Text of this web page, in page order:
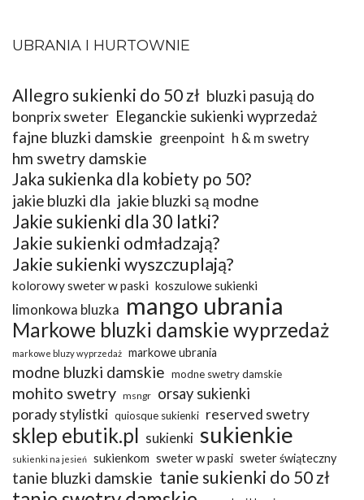
UBRANIA I HURTOWNIE
Allegro sukienki do 50 zł bluzki pasują do
bonprix sweter Eleganckie sukienki wyprzedaż
fajne bluzki damskie greenpoint h & m swetry
hm swetry damskie
Jaka sukienka dla kobiety po 50?
jakie bluzki dla jakie bluzki są modne
Jakie sukienki dla 30 latki?
Jakie sukienki odmładzają?
Jakie sukienki wyszczuplają?
kolorowy sweter w paski koszulowe sukienki
limonkowa bluzka mango ubrania
Markowe bluzki damskie wyprzedaż
markowe bluzy wyprzedaż markowe ubrania
modne bluzki damskie modne swetry damskie
mohito swetry msngr orsay sukienki
porady stylistki quiosque sukienki reserved swetry
sklep ebutik.pl sukienki sukienkie
sukienki na jesień sukienkom sweter w paski sweter świąteczny
tanie bluzki damskie tanie sukienki do 50 zł